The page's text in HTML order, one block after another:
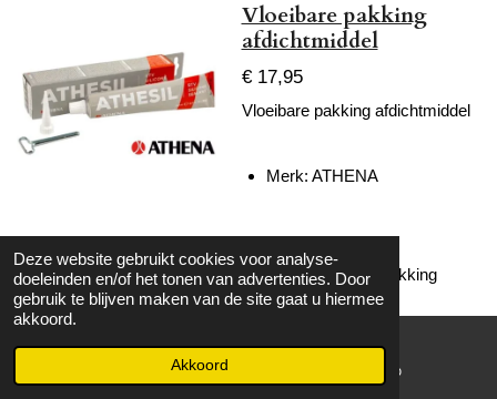
Deze website gebruikt cookies voor analyse-
doeleinden en/of het tonen van advertenties. Door
gebruik te blijven maken van de site gaat u hiermee
akkoord.
Akkoord
Vloeibare pakking
afdichtmiddel
€ 17,95
Vloeibare pakking afdichtmiddel
Merk: ATHENA
Inhoud: 80 ml
Type: vloeibare pakking
(gasket sealant)
Geschikt voor het afdichten
WhatsApp